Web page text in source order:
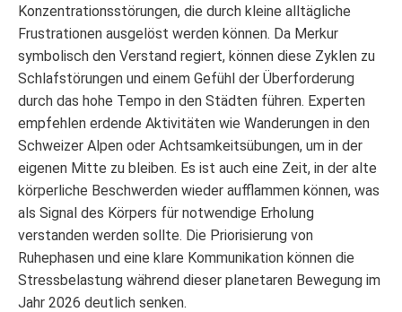
Konzentrationsstörungen, die durch kleine alltägliche
Frustrationen ausgelöst werden können. Da Merkur
symbolisch den Verstand regiert, können diese Zyklen zu
Schlafstörungen und einem Gefühl der Überforderung
durch das hohe Tempo in den Städten führen. Experten
empfehlen erdende Aktivitäten wie Wanderungen in den
Schweizer Alpen oder Achtsamkeitsübungen, um in der
eigenen Mitte zu bleiben. Es ist auch eine Zeit, in der alte
körperliche Beschwerden wieder aufflammen können, was
als Signal des Körpers für notwendige Erholung
verstanden werden sollte. Die Priorisierung von
Ruhephasen und eine klare Kommunikation können die
Stressbelastung während dieser planetaren Bewegung im
Jahr 2026 deutlich senken.